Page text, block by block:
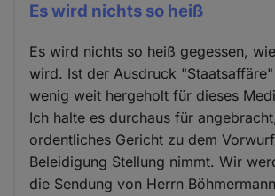
Es wird nichts so heiß
Es wird nichts so heiß gegessen,
wird. Ist der Ausdruck
wenig weit hergeholt für dieses
Ich halte es durchaus für
ordentliches Gericht zu dem
Beleidigung Stellung nimmt. Wir
die Sendung von Herrn